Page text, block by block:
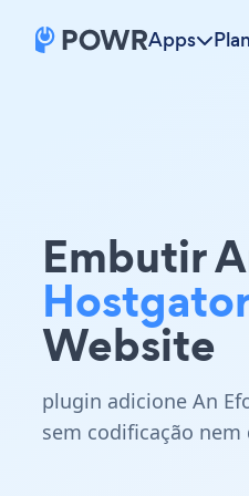
Apps
Embutir
Website
plugin adicione An
sem codificação nem